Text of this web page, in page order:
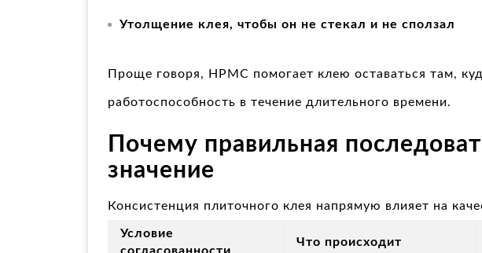
Утолщение клея, чтобы он не стекал и не сползал
Проще говоря, HPMC помогает клею оставаться там,
работоспособность в течение длительного времени.
Почему правильная
значение
Консистенция плиточного клея напрямую влияет на
Условие
Что происходит